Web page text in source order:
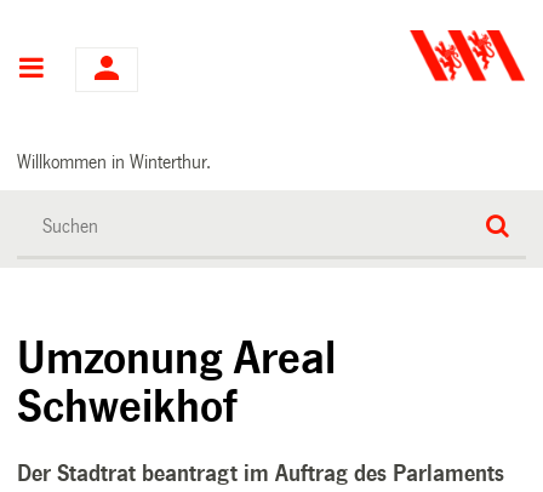
Hauptnavigation
Willkommen in Winterthur.
Umzonung Areal
Schweikhof
Der Stadtrat beantragt im Auftrag des Parlaments